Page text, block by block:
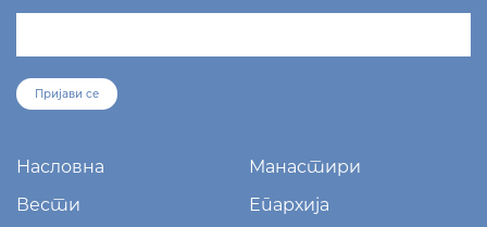
Пријави се
Насловна
Манастири
Вести
Епархија